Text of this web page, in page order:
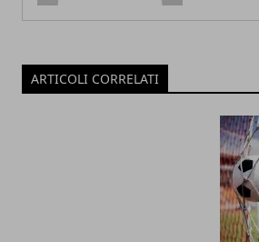
ARTICOLI CORRELATI